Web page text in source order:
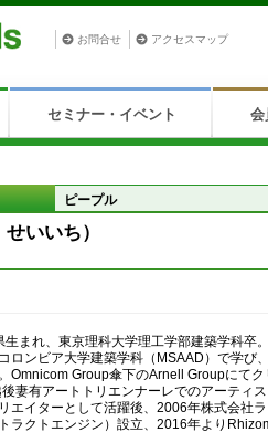
お問合せ アクセスマップ
セミナー・イベント 会
ピープル
いいち）
生まれ、東京理科大学理工学部建築学科卒
ロンビア大学建築学科（MSAAD）で学び
Omnicom Group傘下のArnell Groupにて
妻有アートトリエンナーレでのアーティ
エイターとして活躍後、2006年株式会社
ラクトエンジン）設立、2016年より